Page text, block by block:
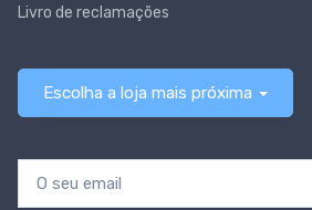
Livro de reclamações
Escolha a loja mais próxima